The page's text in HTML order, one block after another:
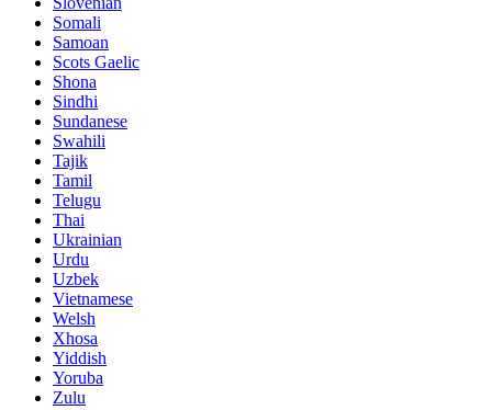
Somali
Samoan
Scots Gaelic
Shona
Sindhi
Sundanese
Swahili
Tajik
Tamil
Telugu
Thai
Ukrainian
Urdu
Uzbek
Vietnamese
Welsh
Xhosa
Yiddish
Yoruba
Zulu